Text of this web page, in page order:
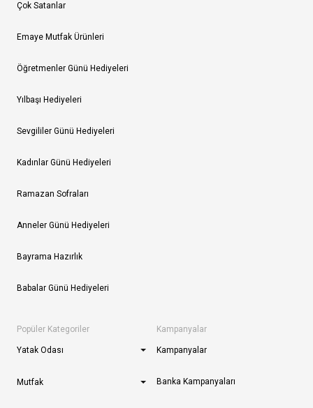
Çok Satanlar
Emaye Mutfak Ürünleri
Öğretmenler Günü Hediyeleri
Yılbaşı Hediyeleri
Sevgililer Günü Hediyeleri
Kadınlar Günü Hediyeleri
Ramazan Sofraları
Anneler Günü Hediyeleri
Bayrama Hazırlık
Babalar Günü Hediyeleri
Popüler Kategoriler
Yatak Odası
Mutfak
Kampanyalar
Kampanyalar
Banka Kampanyaları